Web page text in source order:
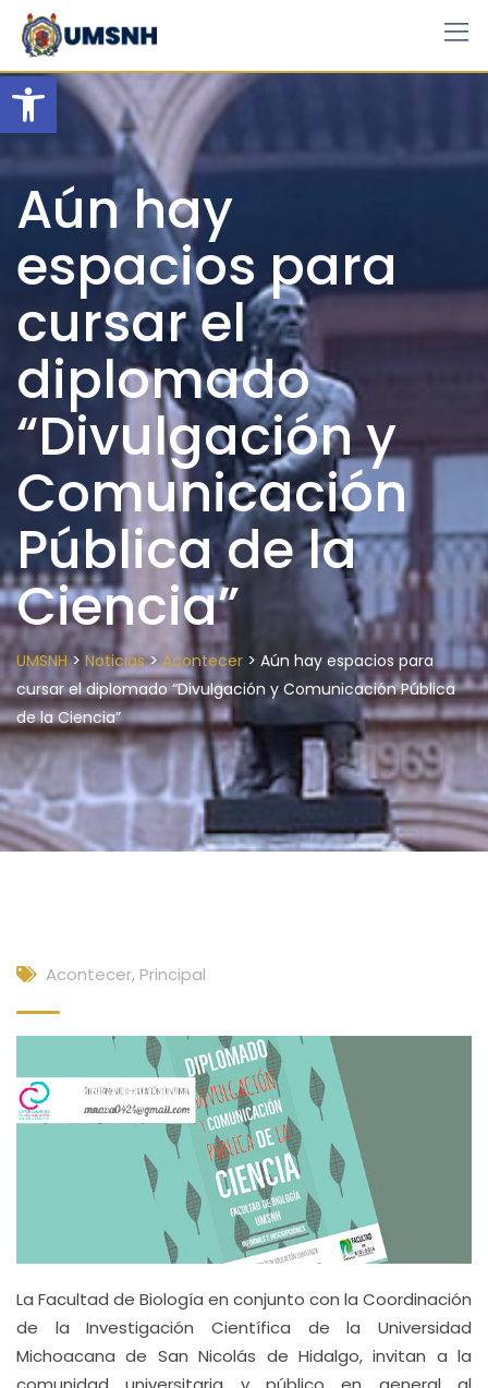
Open toolbar
Skip
content
Aún hay
espacios para
cursar el
diplomado
“Divulgación y
Comunicación
Pública de la
Ciencia”
UMSNH> Noticias>Acontecer > Aún hay espacios para
cursar el diplomado “Divulgación y Comunicación Pública
de la Ciencia”
Acontecer, Principal
La Facultad de Biología en conjunto con la Coordinación
de la Investigación Científica de la Universidad
Michoacana de San Nicolás de Hidalgo, invitan a la